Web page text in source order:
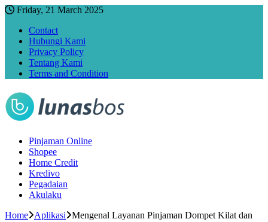
Friday, 21 March 2025
Contact
Hubungi Kami
Privacy Policy
Tentang Kami
Terms and Condition
Pinjaman Online
Shopee
Home Credit
Kredivo
Pegadaian
Akulaku
Home
Aplikasi
Mengenal Layanan Pinjaman Dompet Kilat dan